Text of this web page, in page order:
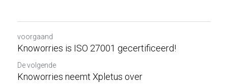
voorgaand
Knoworries is ISO 27001 gecertificeerd!
De volgende
Knoworries neemt Xpletus over